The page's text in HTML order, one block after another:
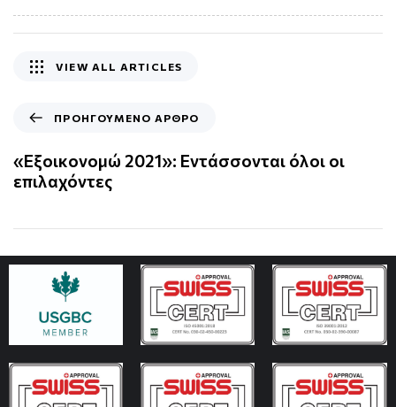
ΠΡΟΗΓΟΥΜΕΝΟ ΑΡΘΡΟ
«Εξοικονομώ 2021»: Εντάσσονται όλοι οι
επιλαχόντες
VIEW ALL ARTICLES